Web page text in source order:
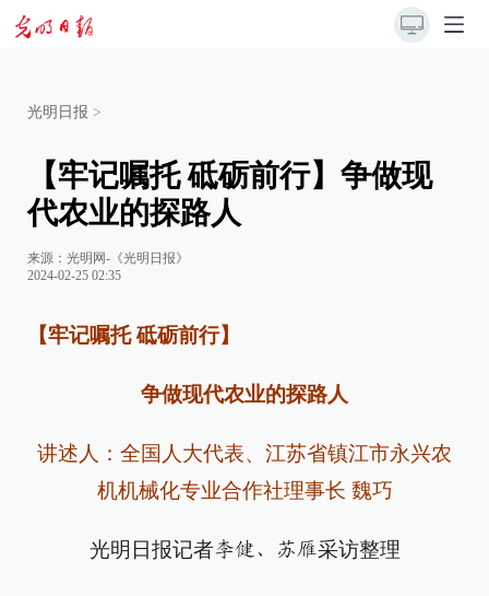
光明日报 >
【牢记嘱托 砥砺前行】争做现
代农业的探路人
来源： 光明网-《光明日报》
2024-02-25 02:35
【牢记嘱托 砥砺前行】
争做现代农业的探路人
讲述人：全国人大代表、江苏省镇江市永兴农
机机械化专业合作社理事长 魏巧
光明日报记者李健、苏雁采访整理